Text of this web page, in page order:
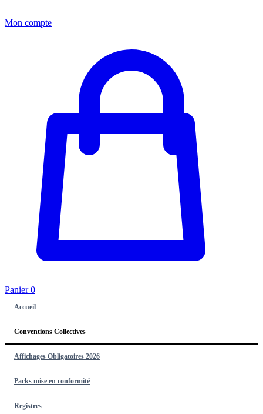
Mon compte
Panier0
Accueil
Conventions Collectives
Affichages Obligatoires 2026
Packs mise en conformité
Registres